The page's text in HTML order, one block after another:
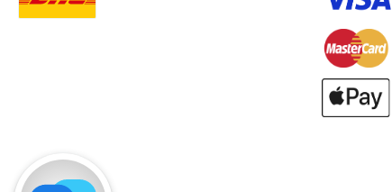
Kreditkarte
VISA Logo